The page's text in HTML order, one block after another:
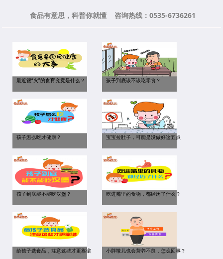
食品有意思，科普你就懂 咨询热线：0535-6736261
最近很“火”的食育究竟是什么？ 孩子到底该不该吃零食？
孩子怎么吃才健康？ 宝宝拉肚子，可能是没做好这五点
孩子到底能不能吃汉堡？ 吃进嘴里的食物，都经历了什么？
给孩子选食品，注意这些才更靠谱 小胖墩儿也会营养不良，怎么回事？